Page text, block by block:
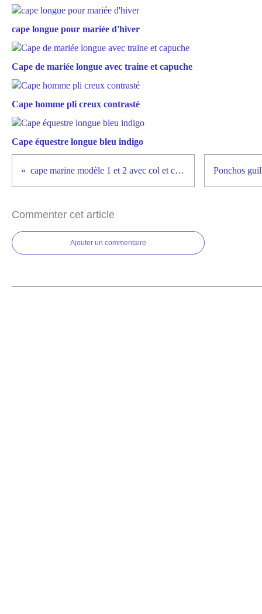
cape longue pour mariée d'hiver
Cape de mariée longue avec traine et capuche
Cape homme pli creux contrasté
Cape équestre longue bleu indigo
cape marine modèle 1 et 2 avec col et capuche
Commenter cet article
Ajouter un commentaire